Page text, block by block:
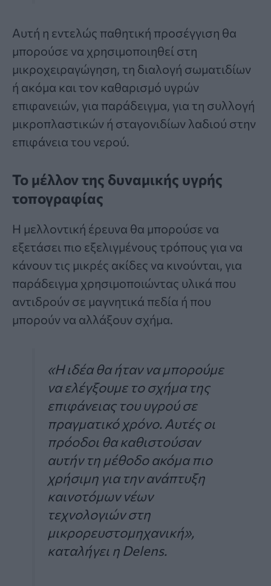
Αυτή η εντελώς παθητική προσέγγιση θα
μπορούσε να χρησιμοποιηθεί στη
μικροχειραγώγηση, τη διαλογή σωματιδίων
ή ακόμα και τον καθαρισμό υγρών
επιφανειών, για παράδειγμα, για τη συλλογή
μικροπλαστικών ή σταγονιδίων λαδιού στην
επιφάνεια του νερού.
Το μέλλον της δυναμικής υγρής
τοπογραφίας
Η μελλοντική έρευνα θα μπορούσε να
εξετάσει πιο εξελιγμένους τρόπους για να
κάνουν τις μικρές ακίδες να κινούνται, για
παράδειγμα χρησιμοποιώντας υλικά που
αντιδρούν σε μαγνητικά πεδία ή που
μπορούν να αλλάξουν σχήμα.
«Η ιδέα θα ήταν να μπορούμε
να ελέγξουμε το σχήμα της
επιφάνειας του υγρού σε
πραγματικό χρόνο. Αυτές οι
πρόοδοι θα καθιστούσαν
αυτήν τη μέθοδο ακόμα πιο
χρήσιμη για την ανάπτυξη
καινοτόμων νέων
τεχνολογιών στη
μικρορευστομηχανική»,
καταλήγει η Delens.